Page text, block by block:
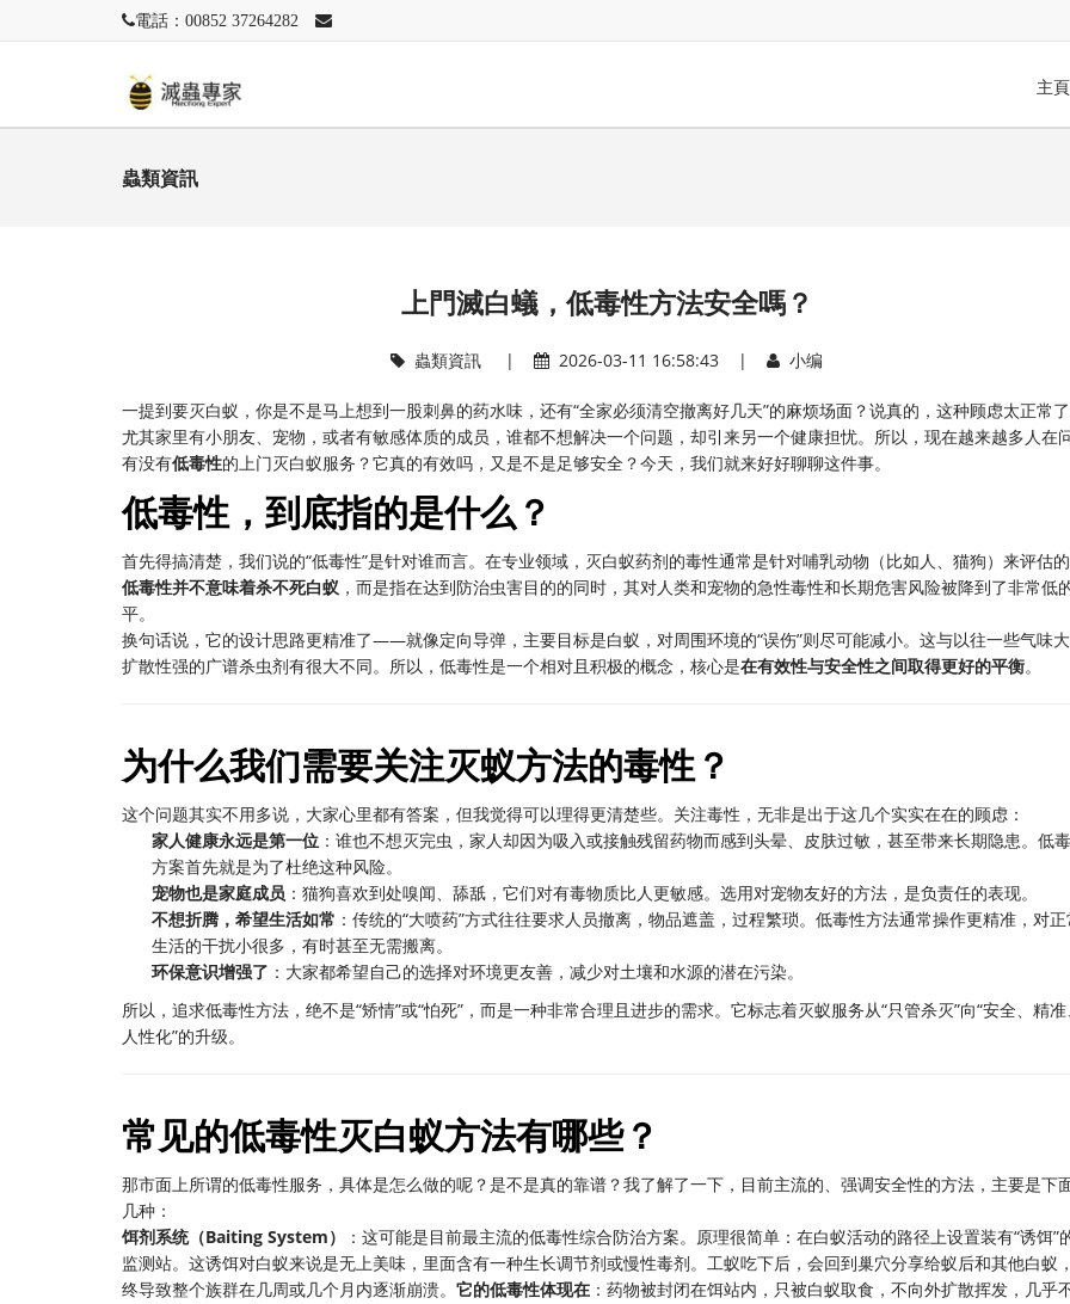
電話：00852 37264282
主頁
蟲類資訊
上門滅白蟻，低毒性方法安全嗎？
蟲類資訊 | 2026-03-11 16:58:43 | 小编
一提到要灭白蚁，你是不是马上想到一股刺鼻的药水味，还有“全家必须清空撤离好几天”的麻烦场面？说真的，这种顾虑太正常了
尤其家里有小朋友、宠物，或者有敏感体质的成员，谁都不想解决一个问题，却引来另一个健康担忧。所以，现在越来越多人在
有没有低毒性的上门灭白蚁服务？它真的有效吗，又是不是足够安全？今天，我们就来好好聊聊这件事。
低毒性，到底指的是什么？
首先得搞清楚，我们说的“低毒性”是针对谁而言。在专业领域，灭白蚁药剂的毒性通常是针对哺乳动物（比如人、猫狗）来评估的
低毒性并不意味着杀不死白蚁 ，而是指在达到防治虫害目的的同时，其对人类和宠物的急性毒性和长期危害风险被降到了非常低
平。
换句话说，它的设计思路更精准了——就像定向导弹，主要目标是白蚁，对周围环境的“误伤”则尽可能减小。这与以往一些气味大
扩散性强的广谱杀虫剂有很大不同。所以，低毒性是一个相对且积极的概念，核心是在有效性与安全性之间取得更好的平衡。
为什么我们需要关注灭蚁方法的毒性？
这个问题其实不用多说，大家心里都有答案，但我觉得可以理得更清楚些。关注毒性，无非是出于这几个实实在在的顾虑：
家人健康永远是第一位 ：谁也不想灭完虫，家人却因为吸入或接触残留药物而感到头晕、皮肤过敏，甚至带来长期隐患。低
方案首先就是为了杜绝这种风险。
宠物也是家庭成员 ：猫狗喜欢到处嗅闻、舔舐，它们对有毒物质比人更敏感。选用对宠物友好的方法，是负责任的表现。
不想折腾，希望生活如常 ：传统的“大喷药”方式往往要求人员撤离，物品遮盖，过程繁琐。低毒性方法通常操作更精准，对正
生活的干扰小很多，有时甚至无需搬离。
环保意识增强了 ：大家都希望自己的选择对环境更友善，减少对土壤和水源的潜在污染。
所以，追求低毒性方法，绝不是“矫情”或“怕死”，而是一种非常合理且进步的需求。它标志着灭蚁服务从“只管杀灭”向“安全、精准
人性化”的升级。
常见的低毒性灭白蚁方法有哪些？
那市面上所谓的低毒性服务，具体是怎么做的呢？是不是真的靠谱？我了解了一下，目前主流的、强调安全性的方法，主要是下
几种：
饵剂系统（Baiting System）
：这可能是目前最主流的低毒性综合防治方案。原理很简单：在白蚁活动的路径上设置装有“诱饵”
监测站。这诱饵对白蚁来说是无上美味，里面含有一种生长调节剂或慢性毒剂。工蚁吃下后，会回到巢穴分享给蚁后和其他白蚁
终导致整个族群在几周或几个月内逐渐崩溃。 它的低毒性体现在 ：药物被封闭在饵站内，只被白蚁取食，不向外扩散挥发，几乎